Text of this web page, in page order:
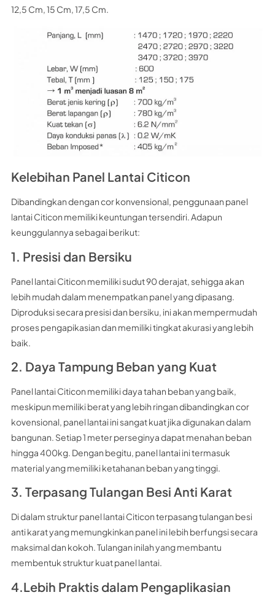
12,5 Cm, 15 Cm, 17,5 Cm.
Kelebihan Panel Lantai Citicon
Dibandingkan dengan cor konvensional, penggunaan panel
lantai Citicon memiliki keuntungan tersendiri. Adapun
keunggulannya sebagai berikut:
1. Presisi dan Bersiku
Panel lantai Citicon memiliki sudut 90 derajat, sehigga akan
lebih mudah dalam menempatkan panel yang dipasang.
Diproduksi secara presisi dan bersiku, ini akan mempermudah
proses pengapikasian dan memiliki tingkat akurasi yang lebih
baik.
2. Daya Tampung Beban yang Kuat
Panel lantai Citicon memiliki daya tahan beban yang baik,
meskipun memiliki berat yang lebih ringan dibandingkan cor
kovensional, panel lantai ini sangat kuat jika digunakan dalam
bangunan. Setiap 1 meter perseginya dapat menahan beban
hingga 400kg. Dengan begitu, panel lantai ini termasuk
material yang memiliki ketahanan beban yang tinggi.
3. Terpasang Tulangan Besi Anti Karat
Di dalam struktur panel lantai Citicon terpasang tulangan besi
anti karat yang memungkinkan panel ini lebih berfungsi secara
maksimal dan kokoh. Tulangan inilah yang membantu
membentuk struktur kuat panel lantai.
4.Lebih Praktis dalam Pengaplikasian